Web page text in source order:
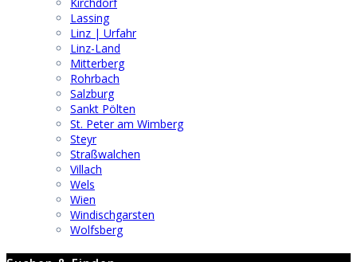
Lassing
Linz | Urfahr
Linz-Land
Mitterberg
Rohrbach
Salzburg
Sankt Pölten
St. Peter am Wimberg
Steyr
Straßwalchen
Villach
Wels
Wien
Windischgarsten
Wolfsberg